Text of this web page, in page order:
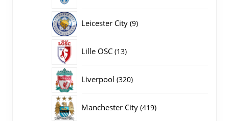
Leicester City 99
Lille OSC 1313
Liverpool 320320
Manchester City 419419